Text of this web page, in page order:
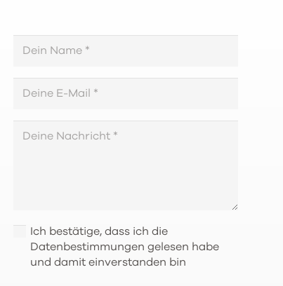
Ich bestätige, dass ich die
Datenbestimmungen gelesen habe
und damit einverstanden bin